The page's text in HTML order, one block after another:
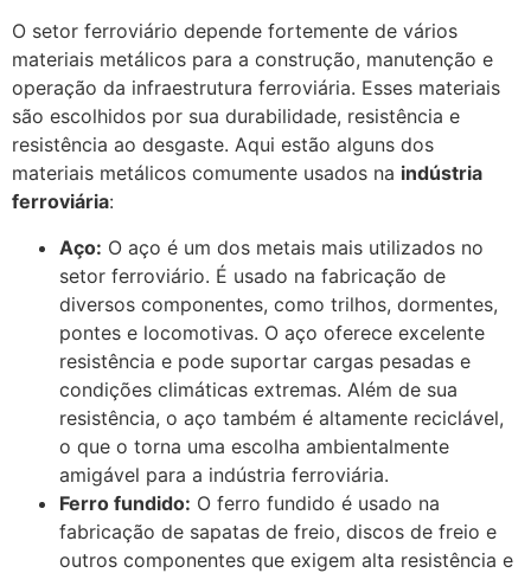
O setor ferroviário depende fortemente de vários
materiais metálicos para a construção, manutenção e
operação da infraestrutura ferroviária. Esses materiais
são escolhidos por sua durabilidade, resistência e
resistência ao desgaste. Aqui estão alguns dos
materiais metálicos comumente usados na indústria
ferroviária:
Aço: O aço é um dos metais mais utilizados no
setor ferroviário. É usado na fabricação de
diversos componentes, como trilhos, dormentes,
pontes e locomotivas. O aço oferece excelente
resistência e pode suportar cargas pesadas e
condições climáticas extremas. Além de sua
resistência, o aço também é altamente reciclável,
o que o torna uma escolha ambientalmente
amigável para a indústria ferroviária.
Ferro fundido: O ferro fundido é usado na
fabricação de sapatas de freio, discos de freio e
outros componentes que exigem alta resistência e